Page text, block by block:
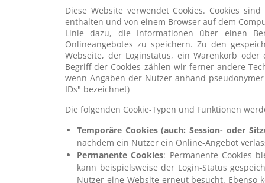
Diese Website verwendet Cookies. Cookies
enthalten und von einem Browser auf dem
Linie dazu, die Informationen über einen
Onlineangebotes zu speichern. Zu den
Webseite, der Loginstatus, ein Warenkorb
Begriff der Cookies zählen wir ferner andere
wenn Angaben der Nutzer anhand
IDs" bezeichnet)
Die folgenden Cookie-Typen und Funktionen
Temporäre Cookies (auch: Session- oder
nachdem ein Nutzer ein Online-Angebot
Permanente Cookies: Permanente Cookies
kann beispielsweise der Login-Status
Nutzer eine Website erneut besucht. Ebenso